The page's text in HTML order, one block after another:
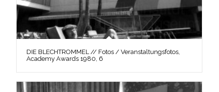
DIE BLECHTROMMEL // Fotos / Veranstaltungsfotos,
Academy Awards 1980, 6